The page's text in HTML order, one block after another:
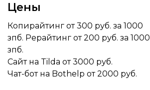
Цены
Копирайтинг от 300 руб. за 1000
зпб. Рерайтинг от 200 руб. за 1000
зпб.
Сайт на Tilda от 3000 руб.
Чат-бот на Bothelp от 2000 руб.